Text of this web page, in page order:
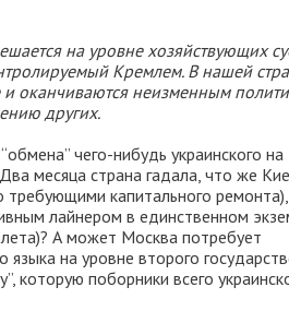
на уровне хозяйствующих
Кремлем. В нашей
и оканчиваются неизменным
других.
чего-нибудь украинского
месяца страна гадала, что же
требующими капитального ремонта),
лайнером в единственном
А может Москва потребует
на уровне второго
которую поборники всего